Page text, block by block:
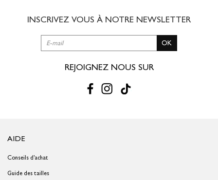
INSCRIVEZ VOUS À NOTRE NEWSLETTER
OK
REJOIGNEZ NOUS SUR
AIDE
Conseils d'achat
Guide des tailles